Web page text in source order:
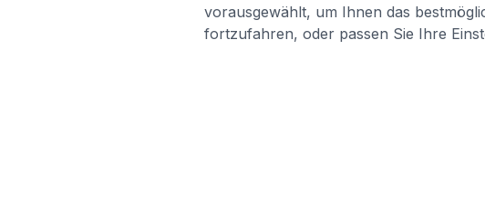
vorausgewählt, um Ihnen das
fortzufahren, oder passen Sie Ihre